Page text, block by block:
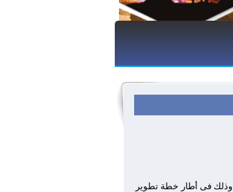
وذلك فى أطار خطة تطوير